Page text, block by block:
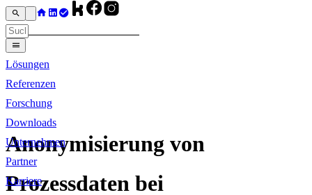
Lösungen
Referenzen
Forschung
Downloads
Unternehmen
Partner
Karriere
Anonymisierung von
Prozessdaten bei